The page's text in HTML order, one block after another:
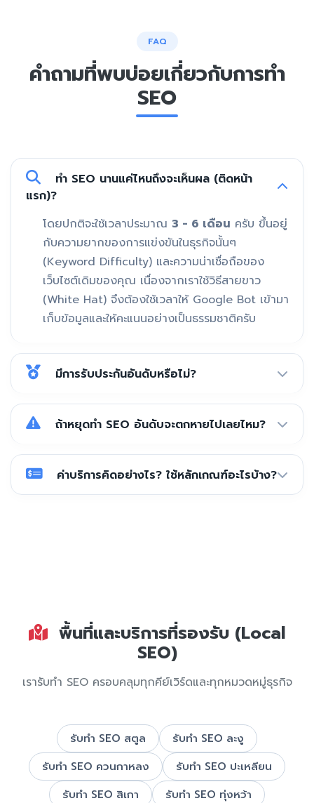
FAQ
คำถามที่พบบ่อยเกี่ยวกับการทำ
SEO
ทำ SEO นานแค่ไหนถึงจะเห็นผล (ติดหน้า
แรก)?
โดยปกติจะใช้เวลาประมาณ 3 - 6 เดือน ครับ ขึ้นอยู่
กับความยากของการแข่งขันในธุรกิจนั้นๆ
(Keyword Difficulty) และความน่าเชื่อถือของ
เว็บไซต์เดิมของคุณ เนื่องจากเราใช้วิธีสายขาว
(White Hat) จึงต้องใช้เวลาให้ Google Bot เข้ามา
เก็บข้อมูลและให้คะแนนอย่างเป็นธรรมชาติครับ
มีการรับประกันอันดับหรือไม่?
ถ้าหยุดทำ SEO อันดับจะตกหายไปเลยไหม?
ค่าบริการคิดอย่างไร? ใช้หลักเกณฑ์อะไรบ้าง?
พื้นที่และบริการที่รองรับ (Local
SEO)
เรารับทำ SEO ครอบคลุมทุกคีย์เวิร์ดและทุกหมวดหมู่ธุรกิจ
รับทำ SEO สตูล
รับทำ SEO ละงู
รับทำ SEO ควนกาหลง
รับทำ SEO ปะเหลียน
รับทำ SEO สิเกา
รับทำ SEO ทุ่งหว้า